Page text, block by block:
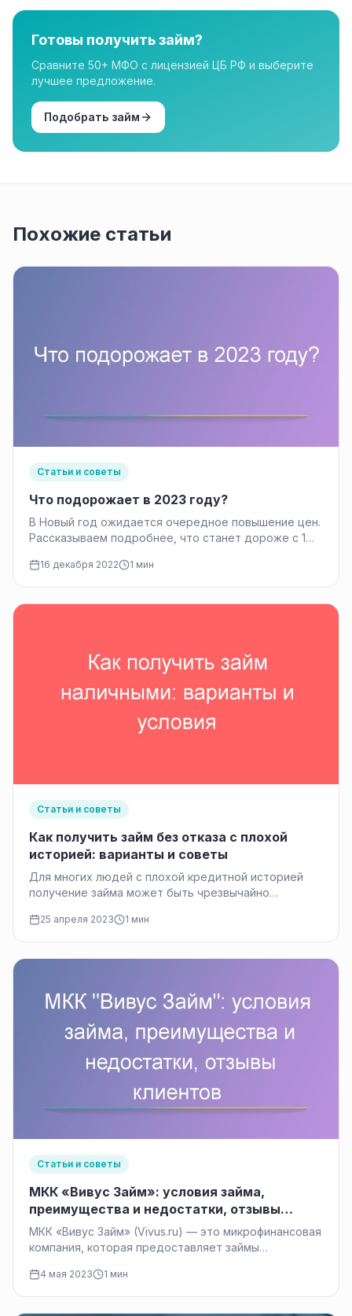
организации в нашем каталоге имеют лицензию.
Готовы получить займ?
Сравните 50+ МФО с лицензией ЦБ РФ и выберите
лучшее предложение.
Подобрать займ
Похожие статьи
Статьи и советы
Что подорожает в 2023 году?
В Новый год ожидается очередное повышение цен.
Рассказываем подробнее, что станет дороже с 1
16 декабря 2022 1 мин
Статьи и советы
Как получить займ без отказа с плохой
историей: варианты и советы
Для многих людей с плохой кредитной историей
получение займа может быть чрезвычайно
могут отказать…
25 апреля 2023 1 мин
Статьи и советы
МКК «Вивус Займ»: условия займа,
преимущества и недостатки, отзывы
клиентов
МКК «Вивус Займ» (Vivus.ru) — это микрофинансовая
компания, которая предоставляет займы
уже…
4 мая 2023 1 мин